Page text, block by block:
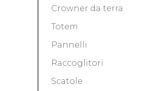
Crowner da terra
Totem
Pannelli
Raccoglitori
Scatole